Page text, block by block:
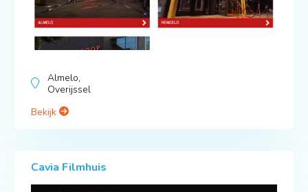
Almelo,
Overijssel
Bekijk
Cavia Filmhuis